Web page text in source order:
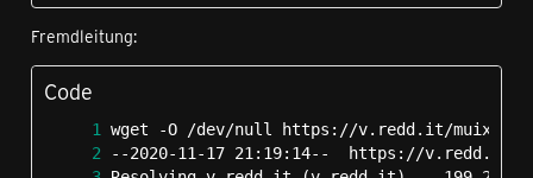
Fremdleitung:
Code